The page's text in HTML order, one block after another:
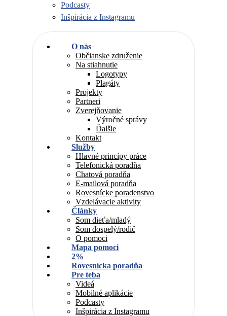
Podcasty
Inšpirácia z Instagramu
O nás
Občianske združenie
Na stiahnutie
Logotypy
Plagáty
Projekty
Partneri
Zverejňovanie
Výročné správy
Ďalšie
Kontakt
Služby
Hlavné princípy práce
Telefonická poradňa
Chatová poradňa
E-mailová poradňa
Rovesnícke poradenstvo
Vzdelávacie aktivity
Články
Som dieťa/mladý
Som dospelý/rodič
O pomoci
Mapa pomoci
2%
Rovesnícka poradňa
Pre teba
Videá
Mobilné aplikácie
Podcasty
Inšpirácia z Instagramu